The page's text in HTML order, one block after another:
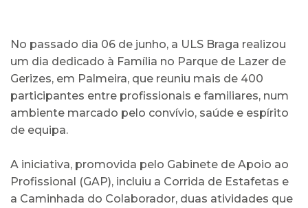
No passado dia 06 de junho, a ULS Braga realizou
um dia dedicado à Família no Parque de Lazer de
Gerizes, em Palmeira, que reuniu mais de 400
participantes entre profissionais e familiares, num
ambiente marcado pelo convívio, saúde e espírito
de equipa.
A iniciativa, promovida pelo Gabinete de Apoio ao
Profissional (GAP), incluiu a Corrida de Estafetas e
a Caminhada do Colaborador, duas atividades que